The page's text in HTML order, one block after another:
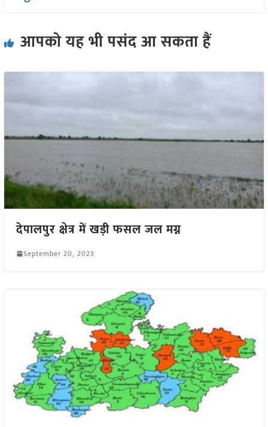
आपको यह भी पसंद आ सकता हैं
देपालपुर क्षेत्र में खड़ी फसल जल मग्न
September 20, 2023